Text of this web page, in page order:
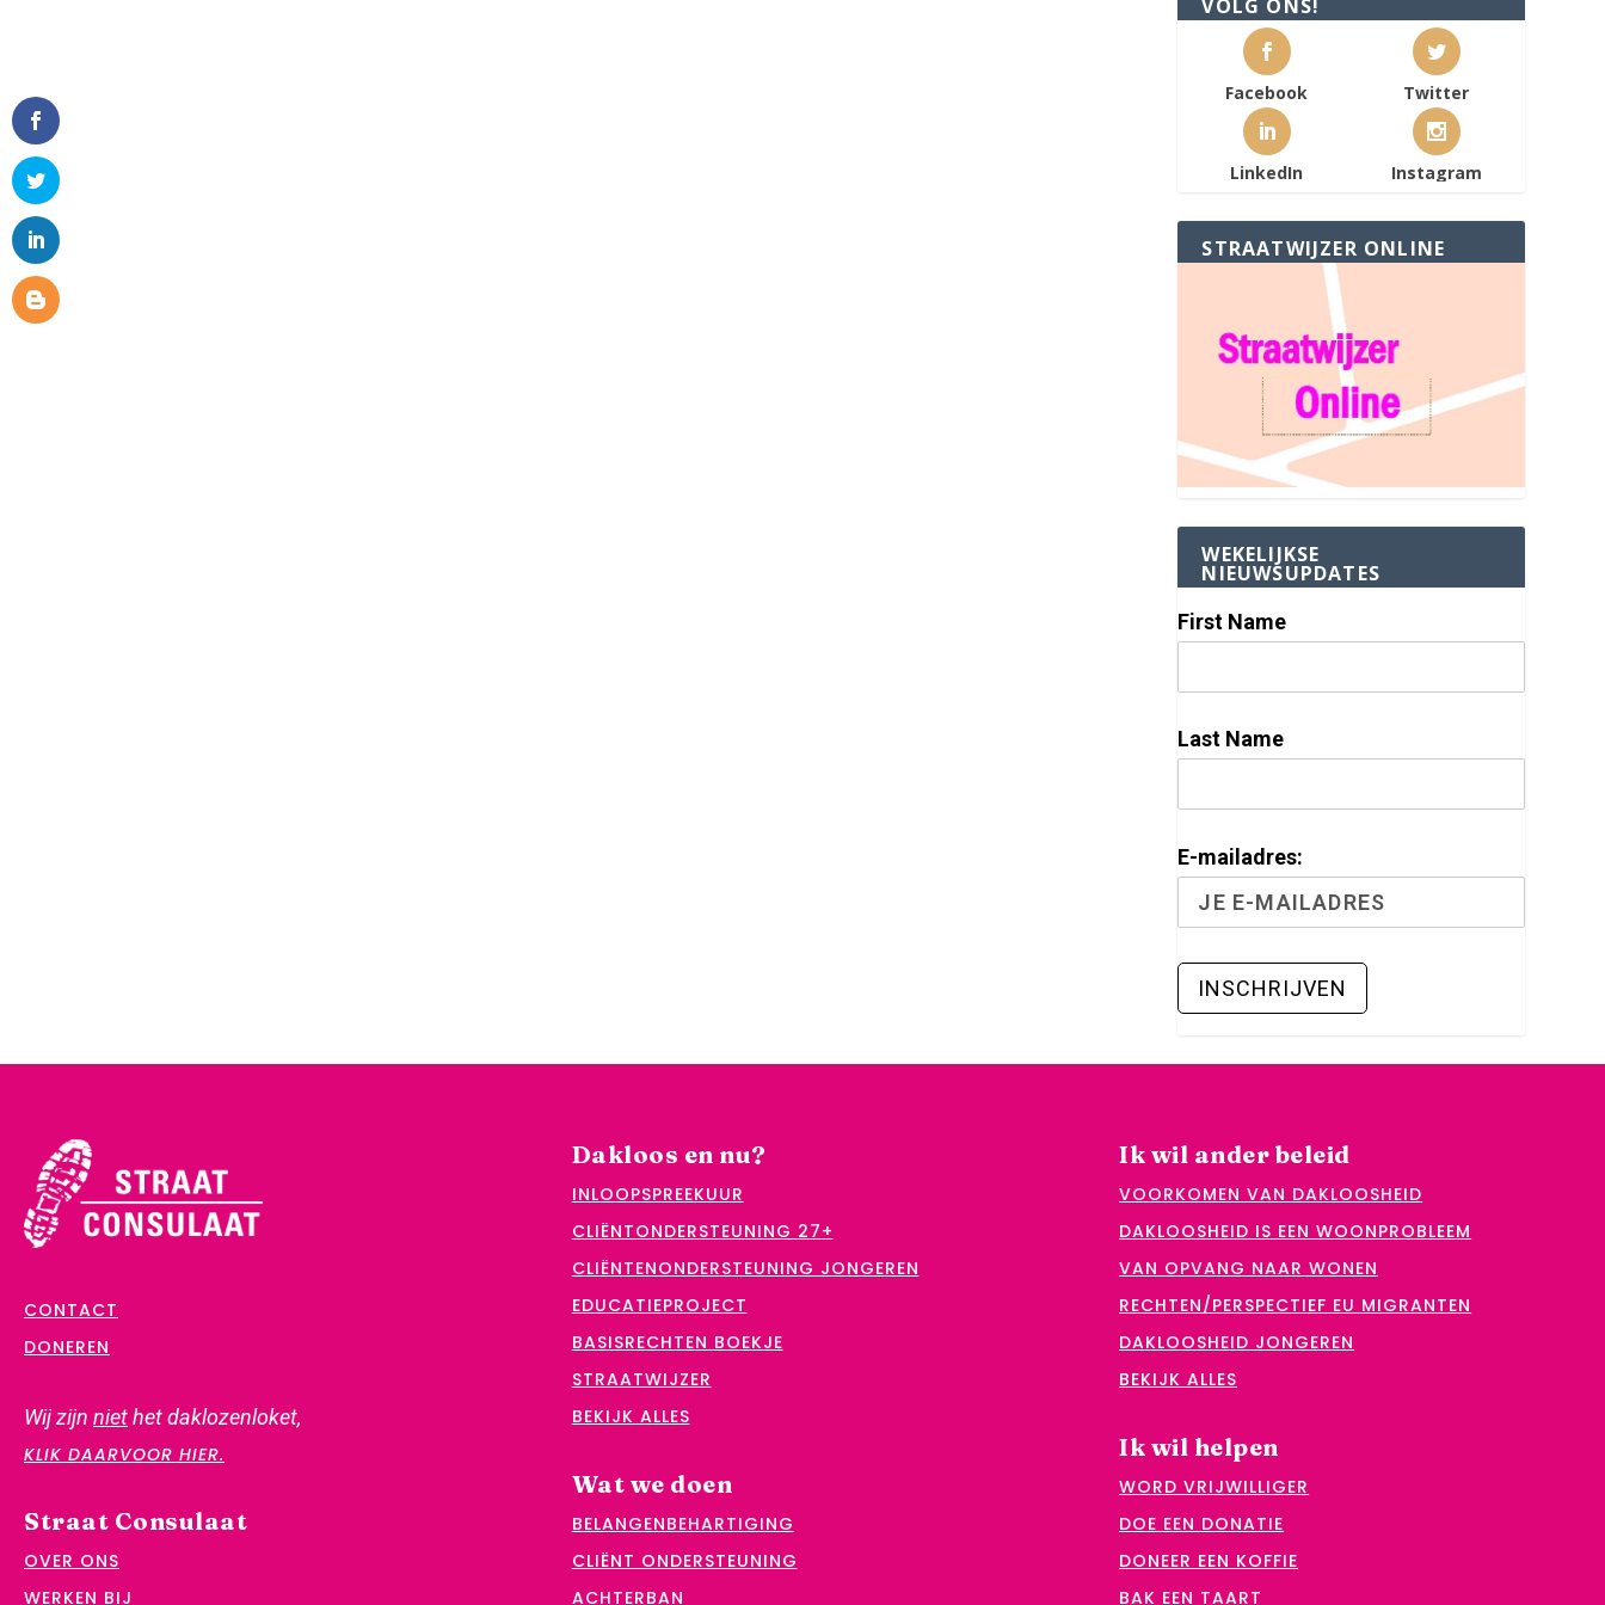
VOLG ONS!
Facebook Twitter
LinkedIn Instagram
STRAATWIJZER ONLINE
WEKELIJKSE
NIEUWSUPDATES
First Name
Last Name
E-mailadres:
CONTACT
DONEREN
Wij zijn niethet daklozenloket,
KLIK DAARVOOR HIER.
Straat Consulaat
OVER ONS
WERKEN BIJ
Dakloos en nu?
INLOOPSPREEKUUR
CLIËNTONDERSTEUNING 27+
CLIËNTENONDERSTEUNING JONGEREN
EDUCATIEPROJECT
BASISRECHTEN BOEKJE
STRAATWIJZER
BEKIJK ALLES
Wat we doen
BELANGENBEHARTIGING
CLIËNT ONDERSTEUNING
ACHTERBAN
Ik wil ander beleid
VOORKOMEN VAN DAKLOOSHEID
DAKLOOSHEID IS EEN WOONPROBLEEM
VAN OPVANG NAAR WONEN
RECHTEN/PERSPECTIEF EU MIGRANTEN
DAKLOOSHEID JONGEREN
BEKIJK ALLES
Ik wil helpen
WORD VRIJWILLIGER
DOE EEN DONATIE
DONEER EEN KOFFIE
BAK EEN TAART